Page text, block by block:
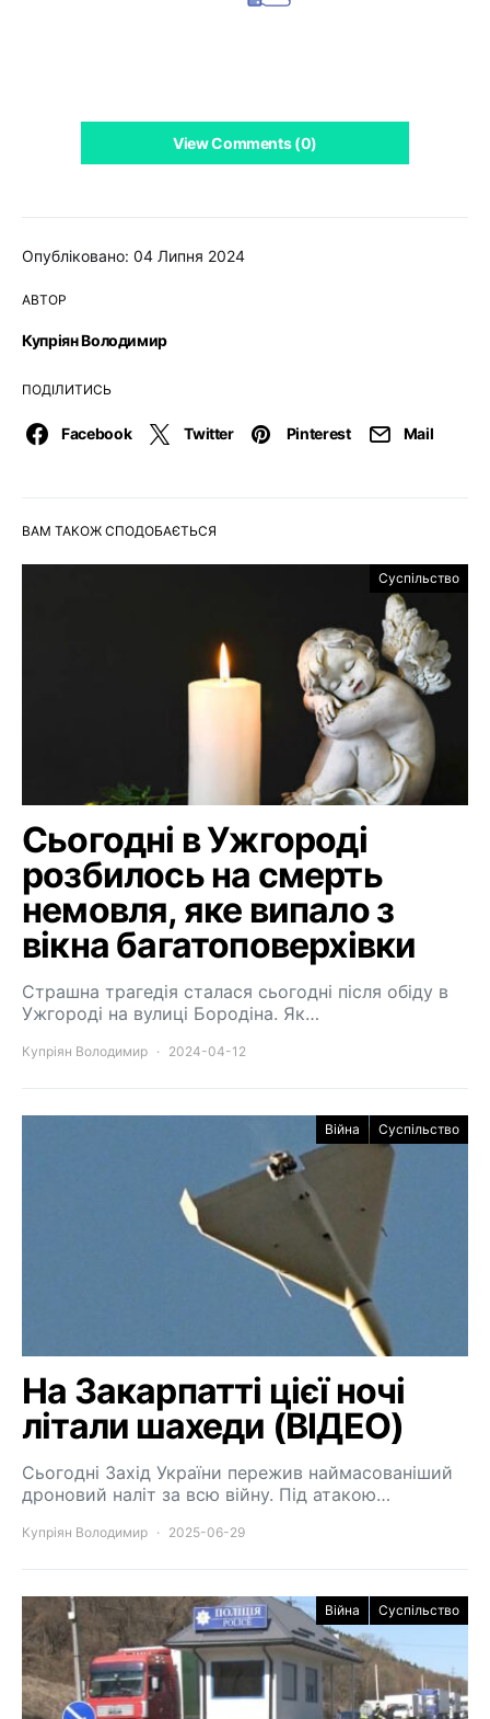
Опубліковано: 04 Липня 2024
АВТОР
Купріян Володимир
ПОДІЛИТИСЬ
Facebook Twitter Pinterest Mail
View Comments (0)
ВАМ ТАКОЖ СПОДОБАЄТЬСЯ
Суспільство
Сьогодні в Ужгороді
розбилось на смерть
немовля, яке випало з
вікна багатоповерхівки
Страшна трагедія сталася сьогодні після обіду в
Ужгороді на вулиці Бородіна. Як…
Купріян Володимир 2024-04-12
Війна Суспільство
На Закарпатті цієї ночі
літали шахеди (ВІДЕО)
Сьогодні Захід України пережив наймасованіший
дроновий наліт за всю війну. Під атакою…
Купріян Володимир 2025-06-29
Війна Суспільство